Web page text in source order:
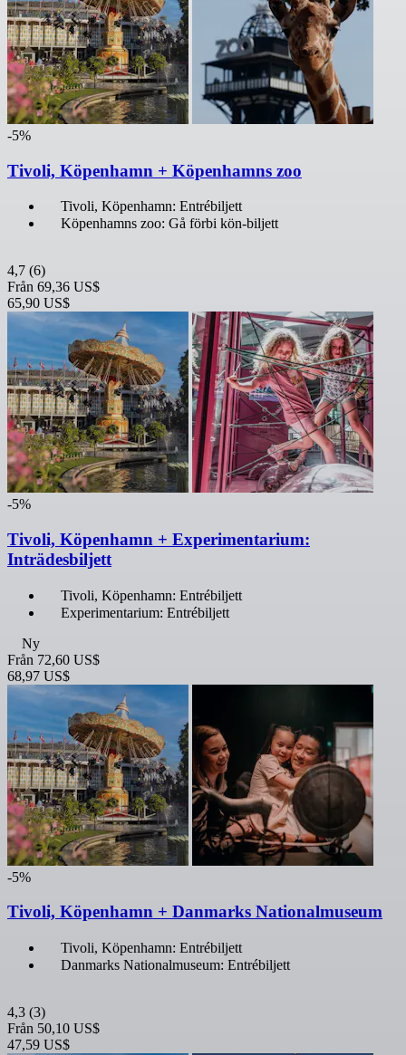
-5%
Tivoli, Köpenhamn + Köpenhamns zoo
Tivoli, Köpenhamn: Entrébiljett
Köpenhamns zoo: Gå förbi kön-biljett
4,7 (6)
Från 69,36 US$
65,90 US$
-5%
Tivoli, Köpenhamn + Experimentarium:
Inträdesbiljett
Tivoli, Köpenhamn: Entrébiljett
Experimentarium: Entrébiljett
Ny
Från 72,60 US$
68,97 US$
-5%
Tivoli, Köpenhamn + Danmarks Nationalmuseum
Tivoli, Köpenhamn: Entrébiljett
Danmarks Nationalmuseum: Entrébiljett
4,3 (3)
Från 50,10 US$
47,59 US$